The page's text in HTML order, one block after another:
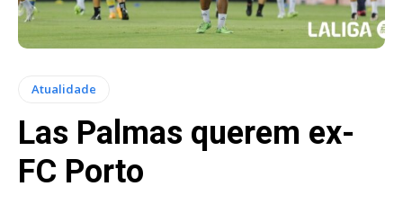
Atualidade
Las Palmas querem ex-
FC Porto